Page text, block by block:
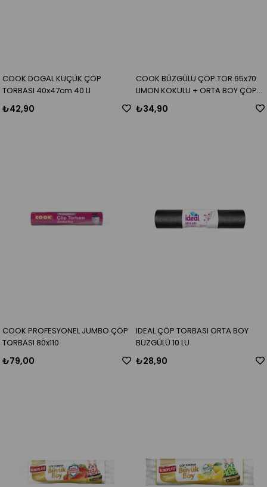
COOK DOGAL KÜÇÜK ÇÖP
TORBASI 40x47cm 40 LI
₺42,90
COOK BÜZGÜLÜ ÇÖP.TOR.65x70
LIMON KOKULU + ORTA BOY ÇÖP
₺34,90
COOK PROFESYONEL JUMBO ÇÖP
TORBASI 80x110
₺79,00
IDEAL ÇÖP TORBASI ORTA BOY
BÜZGÜLÜ 10 LU
₺28,90